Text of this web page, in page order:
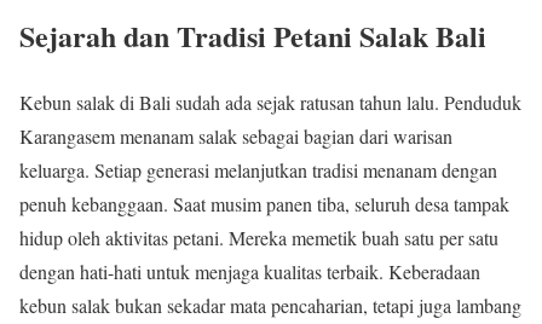
Sejarah dan Tradisi Petani Salak Bali
Kebun salak di Bali sudah ada sejak ratusan tahun lalu. Penduduk
Karangasem menanam salak sebagai bagian dari warisan
keluarga. Setiap generasi melanjutkan tradisi menanam dengan
penuh kebanggaan. Saat musim panen tiba, seluruh desa tampak
hidup oleh aktivitas petani. Mereka memetik buah satu per satu
dengan hati-hati untuk menjaga kualitas terbaik. Keberadaan
kebun salak bukan sekadar mata pencaharian, tetapi juga lambang